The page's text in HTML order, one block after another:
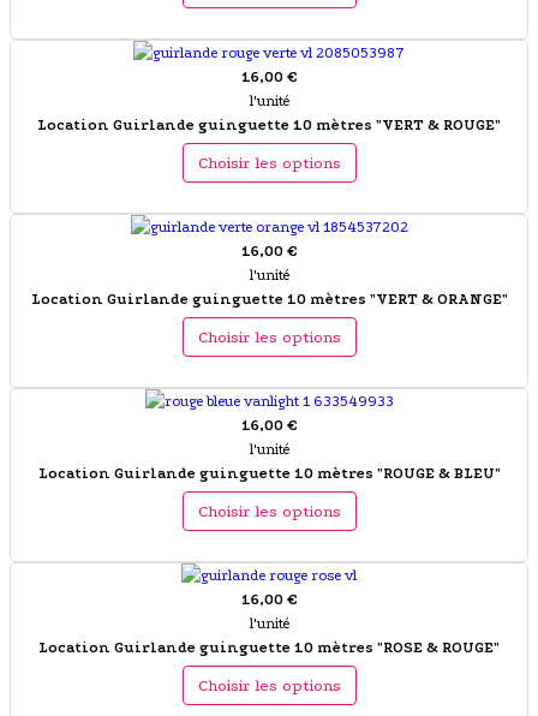
16,00 €
l'unité
Location Guirlande guinguette 10 mètres "VERT & ROUGE"
Choisir les options
16,00 €
l'unité
Location Guirlande guinguette 10 mètres "VERT & ORANGE"
Choisir les options
16,00 €
l'unité
Location Guirlande guinguette 10 mètres "ROUGE & BLEU"
Choisir les options
16,00 €
l'unité
Location Guirlande guinguette 10 mètres "ROSE & ROUGE"
Choisir les options